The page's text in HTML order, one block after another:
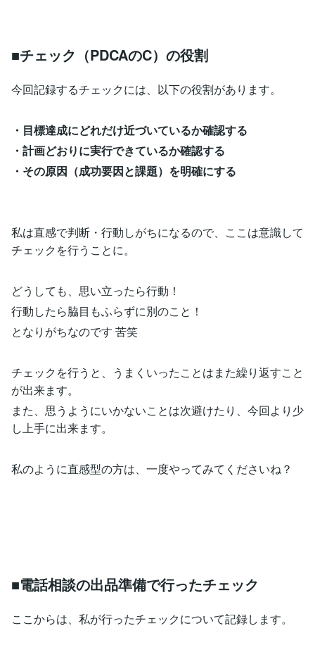
■チェック（PDCAのC）の役割
今回記録するチェックには、以下の役割があります。
・目標達成にどれだけ近づいているか確認する
・計画どおりに実行できているか確認する
・その原因（成功要因と課題）を明確にする
私は直感で判断・行動しがちになるので、ここは意識して
チェックを行うことに。
どうしても、思い立ったら行動！
行動したら脇目もふらずに別のこと！
となりがちなのです 苦笑
チェックを行うと、うまくいったことはまた繰り返すこと
が出来ます。
また、思うようにいかないことは次避けたり、今回より少
し上手に出来ます。
私のように直感型の方は、一度やってみてくださいね？
■電話相談の出品準備で行ったチェック
ここからは、私が行ったチェックについて記録します。